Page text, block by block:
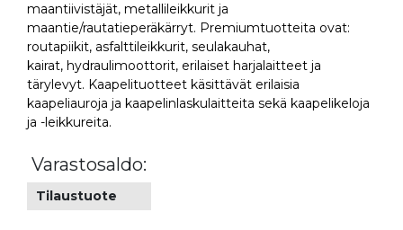
maantiivistäjät, metallileikkurit ja
maantie/rautatieperäkärryt. Premiumtuotteita ovat:
routapiikit, asfalttileikkurit, seulakauhat,
kairat, hydraulimoottorit, erilaiset harjalaitteet ja
tärylevyt. Kaapelituotteet käsittävät erilaisia
kaapeliauroja ja kaapelinlaskulaitteita sekä kaapelikeloja
ja -leikkureita.
Varastosaldo:
Tilaustuote